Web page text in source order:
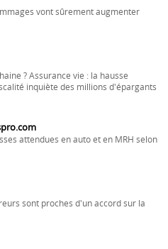
vont sûrement augmenter
? Assurance vie : la hausse
inquiète des millions d'épargants
attendues en auto et en MRH selon
sont proches d'un accord sur la